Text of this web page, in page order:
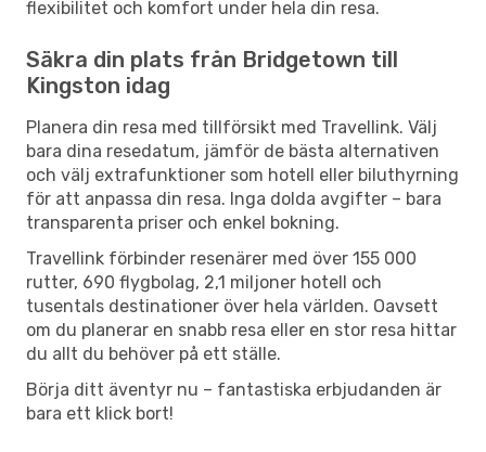
flexibilitet och komfort under hela din resa.
Säkra din plats från Bridgetown till
Kingston idag
Planera din resa med tillförsikt med Travellink. Välj
bara dina resedatum, jämför de bästa alternativen
och välj extrafunktioner som hotell eller biluthyrning
för att anpassa din resa. Inga dolda avgifter – bara
transparenta priser och enkel bokning.
Travellink förbinder resenärer med över 155 000
rutter, 690 flygbolag, 2,1 miljoner hotell och
tusentals destinationer över hela världen. Oavsett
om du planerar en snabb resa eller en stor resa hittar
du allt du behöver på ett ställe.
Börja ditt äventyr nu – fantastiska erbjudanden är
bara ett klick bort!